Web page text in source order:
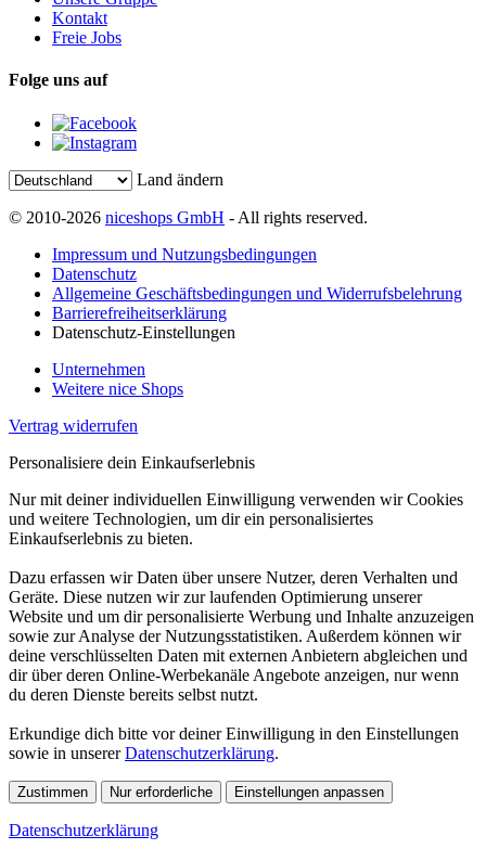
Kontakt
Freie Jobs
Folge uns auf
Land ändern
© 2010-2026 niceshops GmbH - All rights reserved.
Impressum und Nutzungsbedingungen
Datenschutz
Allgemeine Geschäftsbedingungen und Widerrufsbelehrung
Barrierefreiheitserklärung
Datenschutz-Einstellungen
Unternehmen
Weitere nice Shops
Vertrag widerrufen
Personalisiere dein Einkaufserlebnis
Nur mit deiner individuellen Einwilligung verwenden wir Cookies
und weitere Technologien, um dir ein personalisiertes
Einkaufserlebnis zu bieten.
Dazu erfassen wir Daten über unsere Nutzer, deren Verhalten und
Geräte. Diese nutzen wir zur laufenden Optimierung unserer
Website und um dir personalisierte Werbung und Inhalte anzuzeigen
sowie zur Analyse der Nutzungsstatistiken. Außerdem können wir
deine verschlüsselten Daten mit externen Anbietern abgleichen und
dir über deren Online-Werbekanäle Angebote anzeigen, nur wenn
du deren Dienste bereits selbst nutzt.
Erkundige dich bitte vor deiner Einwilligung in den Einstellungen
sowie in unsererDatenschutzerklärung.
Zustimmen Nur erforderliche Einstellungen anpassen
Datenschutzerklärung